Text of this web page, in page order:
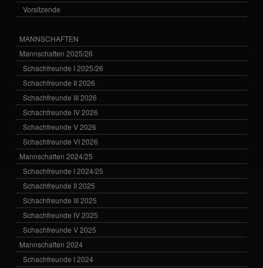
Vorsitzende
MANNSCHAFTEN
Mannschaften 2025/26
Schachfreunde I 2025/26
Schachfreunde II 2026
Schachfreunde III 2026
Schachfreunde IV 2026
Schachfreunde V 2026
Schachfreunde VI 2026
Mannschaften 2024/25
Schachfreunde I 2024/25
Schachfreunde II 2025
Schachfreunde III 2025
Schachfreunde IV 2025
Schachfreunde V 2025
Mannschaften 2024
Schachfreunde I 2024